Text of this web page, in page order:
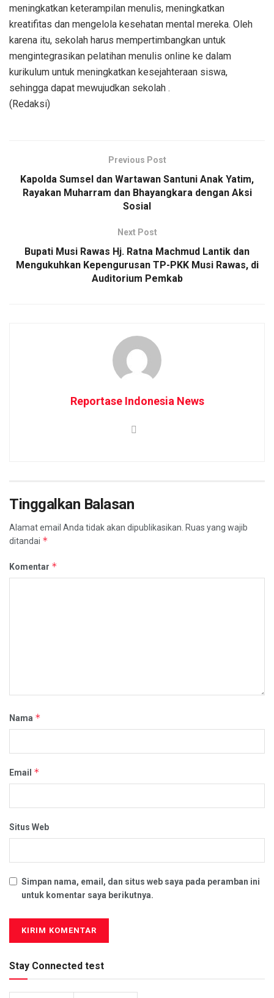
meningkatkan keterampilan menulis, meningkatkan
kreatifitas dan mengelola kesehatan mental mereka. Oleh
karena itu, sekolah harus mempertimbangkan untuk
mengintegrasikan pelatihan menulis online ke dalam
kurikulum untuk meningkatkan kesejahteraan siswa,
sehingga dapat mewujudkan sekolah .
(Redaksi)
Previous Post
Kapolda Sumsel dan Wartawan Santuni Anak Yatim,
Rayakan Muharram dan Bhayangkara dengan Aksi
Sosial
Next Post
Bupati Musi Rawas Hj. Ratna Machmud Lantik dan
Mengukuhkan Kepengurusan TP-PKK Musi Rawas, di
Auditorium Pemkab
Reportase Indonesia News
Tinggalkan Balasan
Alamat email Anda tidak akan dipublikasikan. Ruas yang wajib
ditandai *
Komentar *
Nama *
Email *
Situs Web
Simpan nama, email, dan situs web saya pada peramban ini
untuk komentar saya berikutnya.
Stay Connected test